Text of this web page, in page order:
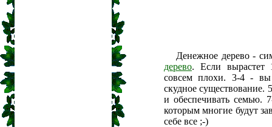
Денежное дерево -
дерево. Если вырастет
совсем плохи. 3-4 - вы
скудное существование.
и обеспечивать семью.
которым многие будут
себе все ;-)